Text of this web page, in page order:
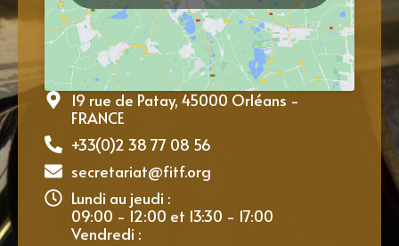
19 rue de Patay, 45000 Orléans -
FRANCE
+33(0)2 38 77 08 56
secretariat@fitf.org
Lundi au jeudi :
09:00 - 12:00 et 13:30 - 17:00
Vendredi :